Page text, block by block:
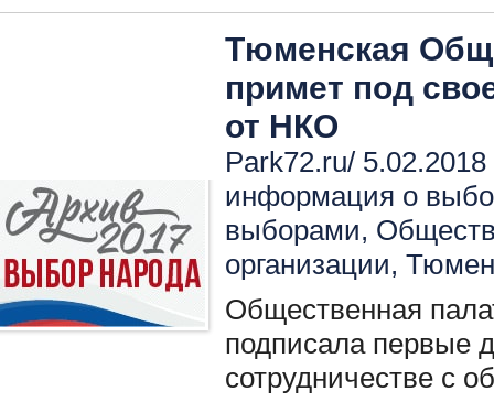
Тюменская
примет под
от НКО
Park72.ru/
информация о
выборами,
организации,
Общественная
подписала первые
сотрудничестве с